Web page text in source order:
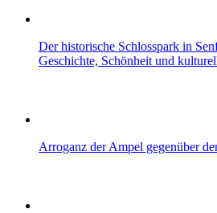
Der historische Schlosspark in
Geschichte, Schönheit und
Arroganz der Ampel gegenüber